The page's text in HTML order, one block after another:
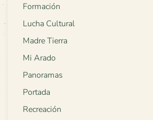
Formación
Lucha Cultural
Madre Tierra
Mi Arado
Panoramas
Portada
Recreación